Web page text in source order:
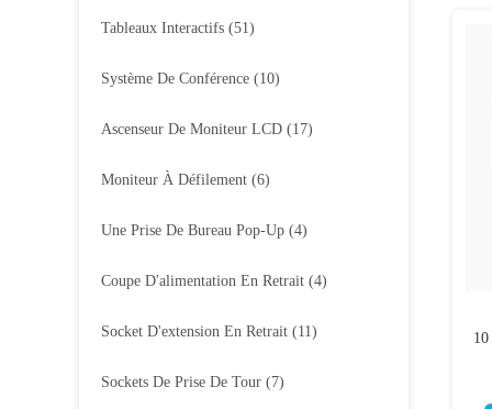
Tableaux Interactifs (51)
Système De Conférence (10)
Ascenseur De Moniteur LCD (17)
Moniteur À Défilement (6)
Une Prise De Bureau Pop-Up (4)
Coupe D'alimentation En Retrait (4)
Socket D'extension En Retrait (11)
Sockets De Prise De Tour (7)